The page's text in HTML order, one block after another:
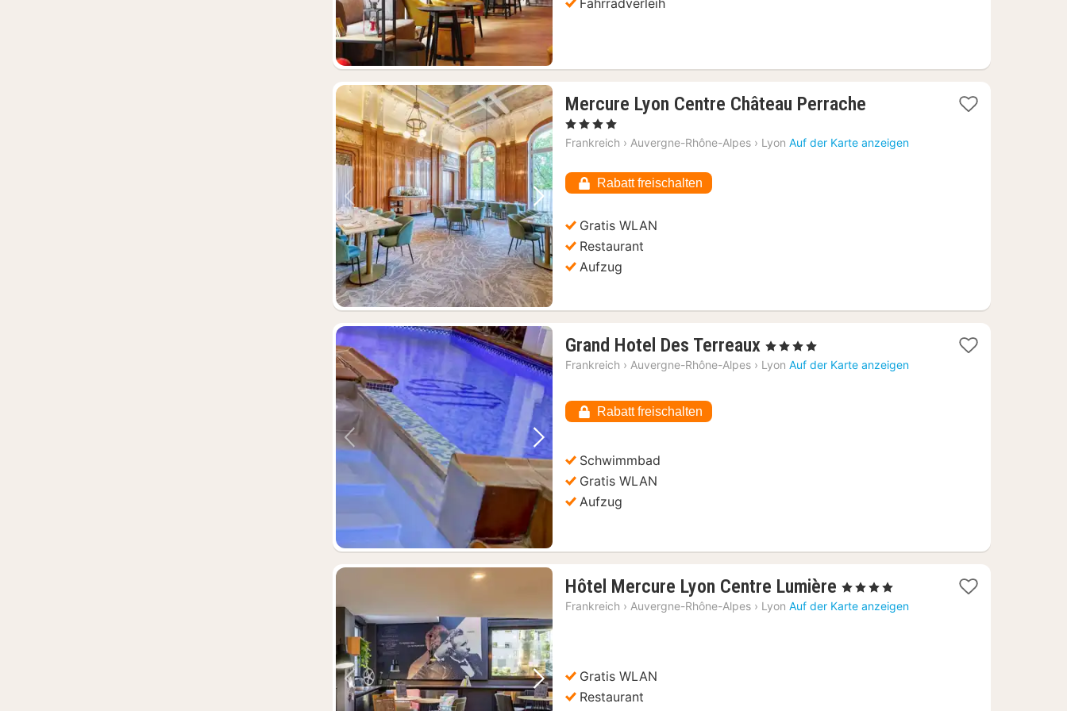
Fahrradverleih
Vorheriges Bild Nächstes Bild
Mercure Lyon Centre Château Perrache
ab
, 4 Sterne
Frankreich › Auvergne-Rhône-Alpes › Lyon Auf der Karte anzeigen
Rabatt freischalten
Gratis WLAN
Restaurant
Aufzug
Vorheriges Bild Nächstes Bild
Grand Hotel Des Terreaux 1
Nacht
, 4 Sterne
Frankreich › Auvergne-Rhône-Alpes › Lyon Auf der Karte anzeigen
Rabatt freischalten
Schwimmbad
Gratis WLAN
Aufzug
Vorheriges Bild Nächstes Bild
Hôtel Mercure Lyon Centre Lumière 1
Nacht
, 4 Sterne
Frankreich › Auvergne-Rhône-Alpes › Lyon Auf der Karte anzeigen
Gratis WLAN
Restaurant